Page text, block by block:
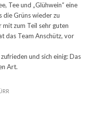
Tee und „Glühwein“ eine
die Grüns wieder zu
zum Teil sehr guten
das Team Anschütz, vor
und sich einig: Das
Art.